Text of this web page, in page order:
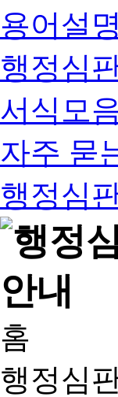
용어설명
행정심
서식모
자주 묻
행정심
홈
행정심